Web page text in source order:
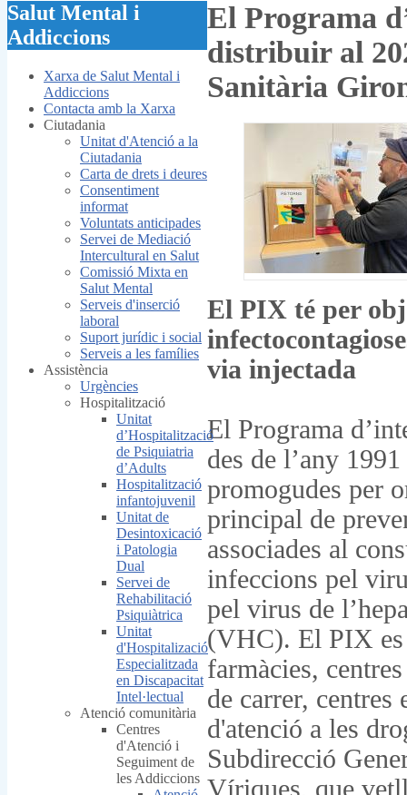
El Programa
distribuir al
Sanitària
El PIX té per
via injectada
El Programa
des de l’any
promogudes per
principal de
associades al
infeccions pel
pel virus de
(VHC). El PIX es
farmàcies,
de carrer, centres
d'atenció a les
Subdirecció
Víriques, que
Salut Mental i
Addiccions
Xarxa de Salut Mental i
Addiccions
Contacta amb la Xarxa
Ciutadania
Unitat d'Atenció a la
Ciutadania
Carta de drets i deures
Consentiment
informat
Voluntats anticipades
Servei de Mediació
Intercultural en Salut
Comissió Mixta en
Salut Mental
Serveis d'inserció
laboral
Suport jurídic i social
Serveis a les famílies
Assistència
Urgències
Hospitalització
Unitat
d’Hospitalització
de Psiquiatria
d’Adults
Hospitalització
infantojuvenil
Unitat de
Desintoxicació
i Patologia
Dual
Servei de
Rehabilitació
Psiquiàtrica
Unitat
d'Hospitalizació
Especialitzada
en Discapacitat
Intel·lectual
Atenció comunitària
Centres
d'Atenció i
Seguiment de
les Addiccions